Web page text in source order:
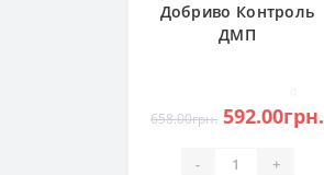
Добриво Контроль
ДМП
658.00грн. 592.00грн.
- +